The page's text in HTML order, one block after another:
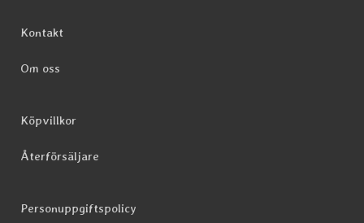
Kontakt
Om oss
Köpvillkor
Återförsäljare
Personuppgiftspolicy